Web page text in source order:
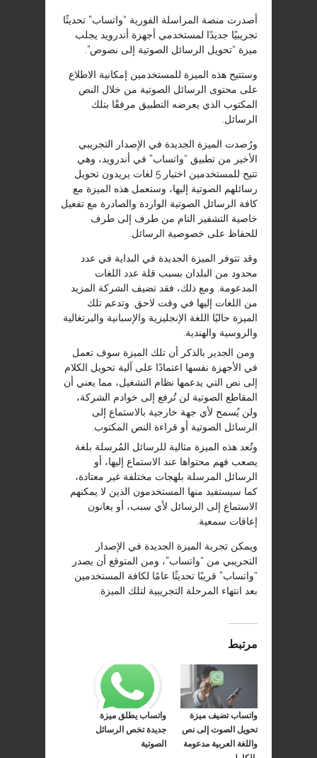
أصدرت منصة المراسلة الفورية “واتساب” تحديثًا
تجريبيًا جديدًا لمستخدمي أجهزة أندرويد يجلب
ميزة “تحويل الرسائل الصوتية إلى نصوص”.
وستتيح هذه الميزة للمستخدمين إمكانية الاطلاع
على محتوى الرسائل الصوتية من خلال النص
المكتوب الذي يعرضه التطبيق مرفقًا بتلك
الرسائل.
ورُصدت الميزة الجديدة في الإصدار التجريبي
الأخير من تطبيق “واتساب” في أندرويد، وهي
تتيح للمستخدمين اختيار 5 لغات يريدون تحويل
رسائلهم الصوتية إليها، وستعمل هذه الميزة مع
كافة الرسائل الصوتية الواردة والصادرة مع تفعيل
خاصية التشفير التام من طرف إلى طرف
للحفاظ على خصوصية الرسائل.
وقد تتوفر الميزة الجديدة في البداية في عدد
محدود من البلدان بسبب قلة عدد اللغات
المدعومة. ومع ذلك، فقد تضيف الشركة المزيد
من اللغات إليها في وقت لاحق. وتدعم تلك
الميزة حاليًا اللغة الإنجليزية والإسبانية والبرتغالية
والروسية والهندية.
ومن الجدير بالذكر أن تلك الميزة سوف تعمل
في الأجهزة نفسها اعتمادًا على آلية تحويل الكلام
إلى نص التي يدعمها نظام التشغيل، مما يعني أن
المقاطع الصوتية لن تُرفع إلى خوادم الشركة،
ولن يُسمح لأي جهة خارجية بالاستماع إلى
الرسائل الصوتية أو قراءة النص المكتوب.
وتُعد هذه الميزة مثالية للرسائل المُرسلة بلغة
يصعب فهم محتواها عند الاستماع إليها، أو
الرسائل المرسلة بلهجات مختلفة غير معتادة،
كما سيستفيد منها المستخدمون الذين لا يمكنهم
الاستماع إلى الرسائل لأي سبب، أو يعانون
إعاقات سمعية.
ويمكن تجربة الميزة الجديدة في الإصدار
التجريبي من “واتساب”، ومن المتوقع أن يصدر
“واتساب” قريبًا تحديثًا عامًا لكافة المستخدمين
بعد انتهاء المرحلة التجريبية لتلك الميزة.
مرتبط
واتساب تضيف ميزة
تحويل الصوت إلى نص
واللغة العربية مدعومة
واتساب يطلق ميزة
جديدة تخص الرسائل
الصوتية